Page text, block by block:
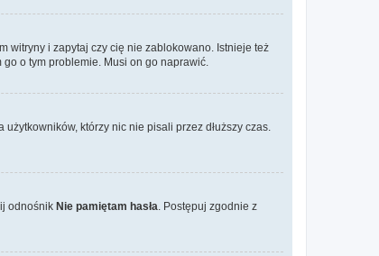
witryny i zapytaj czy cię nie zablokowano. Istnieje też
o tym problemie. Musi on go naprawić.
którzy nic nie pisali przez dłuższy czas.
odnośnik Nie pamiętam hasła . Postępuj zgodnie z